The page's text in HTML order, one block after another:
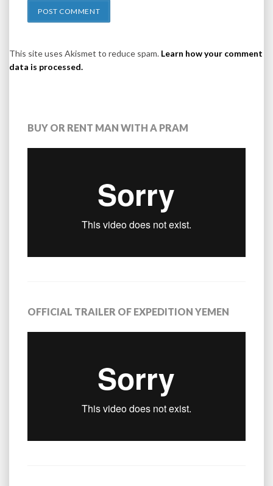
This site uses Akismet to reduce spam. Learn how your comment
data is processed.
BUY OR RENT MAN WITH A PRAM
OFFICIAL TRAILER OF EXPEDITION YEMEN